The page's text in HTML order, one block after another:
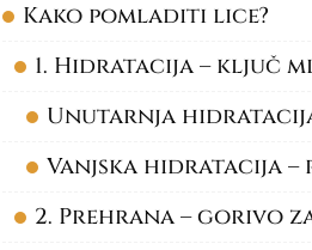
Kako pomladiti lice?
1. Hidratacija – ključ
Unutarnja
Vanjska hidratacija –
2. Prehrana – gorivo